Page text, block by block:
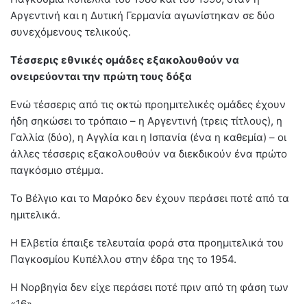
Αργεντινή και η Δυτική Γερμανία αγωνίστηκαν σε δύο
συνεχόμενους τελικούς.
Τέσσερις εθνικές ομάδες εξακολουθούν να
ονειρεύονται την πρώτη τους δόξα
Ενώ τέσσερις από τις οκτώ προημιτελικές ομάδες έχουν
ήδη σηκώσει το τρόπαιο – η Αργεντινή (τρεις τίτλους), η
Γαλλία (δύο), η Αγγλία και η Ισπανία (ένα η καθεμία) – οι
άλλες τέσσερις εξακολουθούν να διεκδικούν ένα πρώτο
παγκόσμιο στέμμα.
Το Βέλγιο και το Μαρόκο δεν έχουν περάσει ποτέ από τα
ημιτελικά.
Η Ελβετία έπαιξε τελευταία φορά στα προημιτελικά του
Παγκοσμίου Κυπέλλου στην έδρα της το 1954.
Η Νορβηγία δεν είχε περάσει ποτέ πριν από τη φάση των